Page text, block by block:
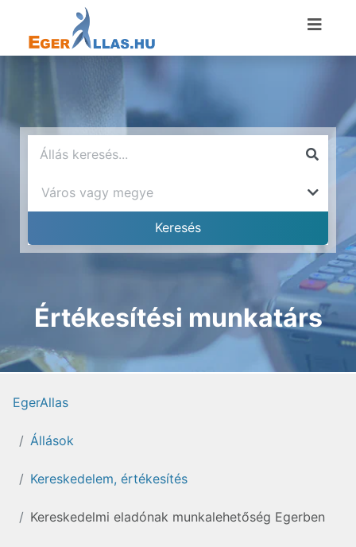
Értékesítési munkatárs
EgerAllas
Állások
Kereskedelem, értékesítés
Kereskedelmi eladónak munkalehetőség Egerben